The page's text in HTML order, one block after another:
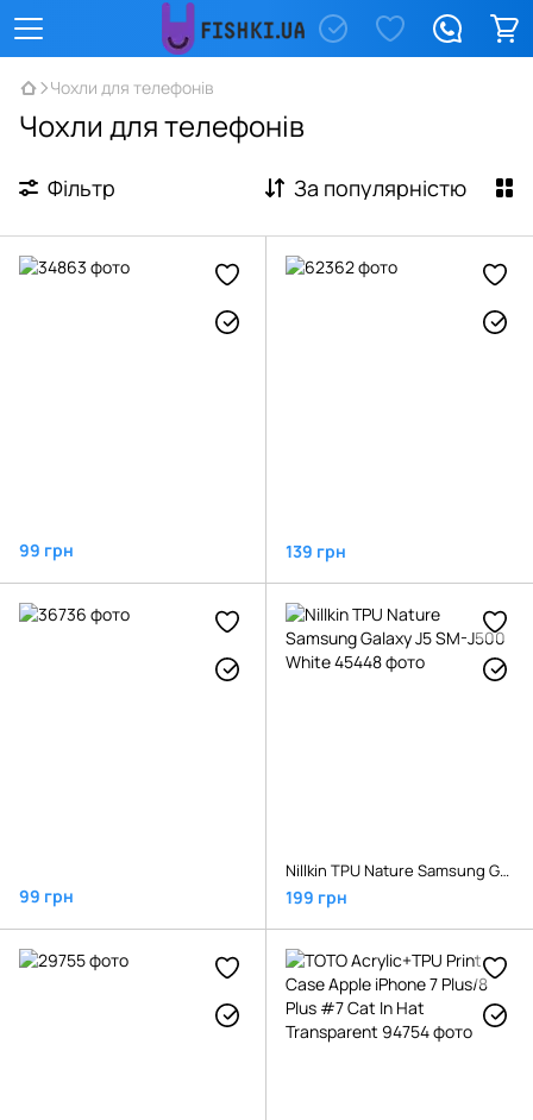
Чохли для телефонів
Чохли для телефонів
Фільтр За популярністю
99 грн 139 грн
99 грн
Nillkin TPU Nature Samsung Galaxy J5 SM-J500 White
199 грн